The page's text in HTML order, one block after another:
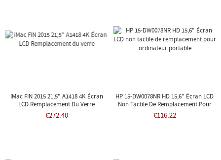
IMac FIN 2015 21,5" A1418 4K Écran
LCD Remplacement Du Verre
€272.40
HP 15-DW0078NR HD 15,6" Écran LCD
Non Tactile De Remplacement Pour
Ordinateur Portable
€116.22